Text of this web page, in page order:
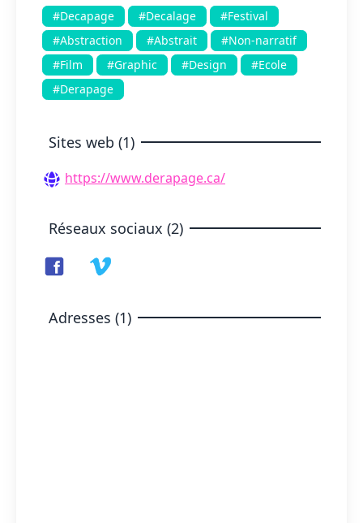
#Decapage #Decalage
#Festival
#Abstraction
#Abstrait
#Non-narratif
#Film
#Graphic #Design
#Ecole
#Derapage
Sites web (1)
https://www.derapage.ca/
Réseaux sociaux (2)
Adresses (1)